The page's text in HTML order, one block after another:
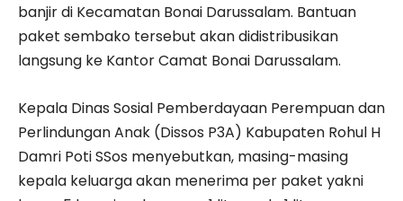
banjir di Kecamatan Bonai Darussalam. Bantuan
paket sembako tersebut akan didistribusikan
langsung ke Kantor Camat Bonai Darussalam.
Kepala Dinas Sosial Pemberdayaan Perempuan dan
Perlindungan Anak (Dissos P3A) Kabupaten Rohul H
Damri Poti SSos menyebutkan, masing-masing
kepala keluarga akan menerima per paket yakni